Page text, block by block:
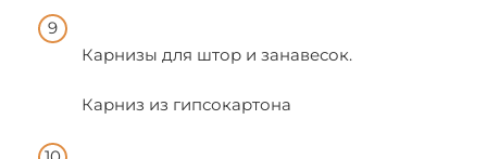
Карнизы для штор и занавесок.
Карниз из гипсокартона